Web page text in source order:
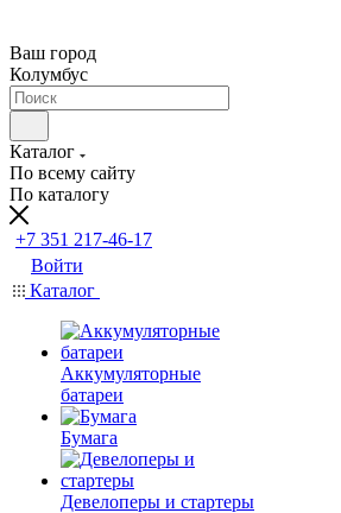
Ваш город
Колумбус
Каталог
По всему сайту
По каталогу
+7 351 217-46-17
Войти
Каталог
Аккумуляторные
батареи
Бумага
Девелоперы и стартеры